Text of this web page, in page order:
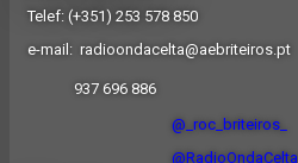
Telef: (+351) 253 578 850
e-mail: radioondacelta@aebriteiros.pt
937 696 886
@_roc_briteiros_
@RadioOndaCelta